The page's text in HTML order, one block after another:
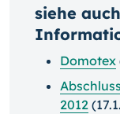
siehe
Domotex
2012